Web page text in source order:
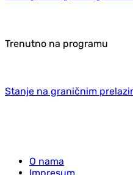
Trenutno na programu
Stanje na graničnim
O nama